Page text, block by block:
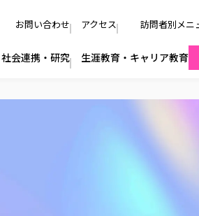
お問い合わせ アクセス 訪問者別メニ
社会連携・研究 生涯教育・キャリア教育